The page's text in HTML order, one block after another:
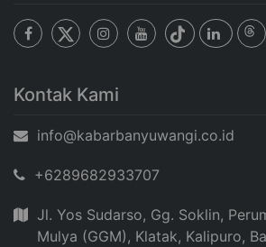
Kontak Kami
info@kabarbanyuwangi.co.id
+6289682933707
Jl. Yos Sudarso, Gg. Soklin,
Mulya (GGM), Klatak, Kalipuro,